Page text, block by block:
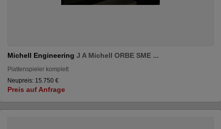
Michell Engineering J A Michell ORBE SME ...
Plattenspieler komplett
Neupreis: 15.750 €
Preis auf Anfrage